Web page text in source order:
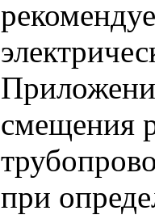
смещения
при